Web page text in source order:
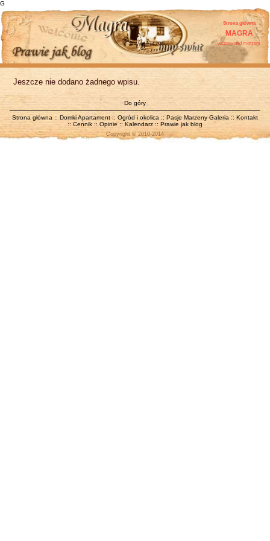
G
Strona główna
MAGRA
wczasy nad morzem
Jeszcze nie dodano żadnego wpisu.
Do góry
Strona główna :: Domki Apartament:: Ogród i okolica :: Pasje Marzeny Galeria :: Kontakt
:: Cennik :: Opinie :: Kalendarz :: Prawie jak blog
Copyright © 2010-2014